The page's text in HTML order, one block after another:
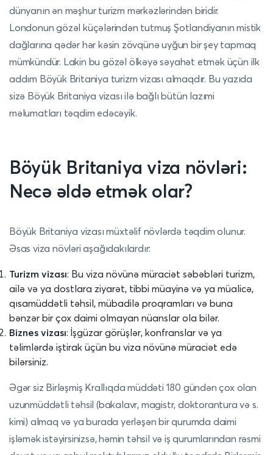
dünyanın ən məşhur turizm mərkəzlərindən biridir.
Londonun gözəl küçələrindən tutmuş Şotlandiyanın mistik
dağlarına qədər hər kəsin zövqünə uyğun bir şey tapmaq
mümkündür. Lakin bu gözəl ölkəyə səyahət etmək üçün ilk
addım Böyük Britaniya turizm vizası almaqdır. Bu yazıda
sizə Böyük Britaniya vizası ilə bağlı bütün lazımi
məlumatları təqdim edəcəyik.
Böyük Britaniya viza növləri:
Necə əldə etmək olar?
Böyük Britaniya vizası müxtəlif növlərdə təqdim olunur.
Əsas viza növləri aşağıdakılardır:
Turizm vizası: Bu viza növünə müraciət səbəbləri turizm,
ailə və ya dostlara ziyarət, tibbi müayinə və ya müalicə,
qısamüddətli təhsil, mübadilə proqramları və buna
bənzər bir çox daimi olmayan nüanslar ola bilər.
Biznes vizası: İşgüzar görüşlər, konfranslar və ya
təlimlərdə iştirak üçün bu viza növünə müraciət edə
bilərsiniz.
Əgər siz Birləşmiş Krallıqda müddəti 180 gündən çox olan
uzunmüddətli təhsil (bakalavr, magistr, doktorantura və s.
kimi) almaq və ya burada yerləşən bir qurumda daimi
işləmək istəyirsinizsə, həmin təhsil və iş qurumlarından rəsmi